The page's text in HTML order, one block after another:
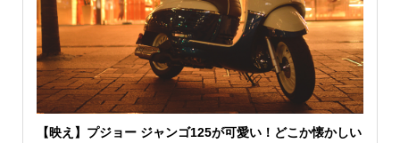
【映え】プジョー ジャンゴ125が可愛い！どこか懐かしい